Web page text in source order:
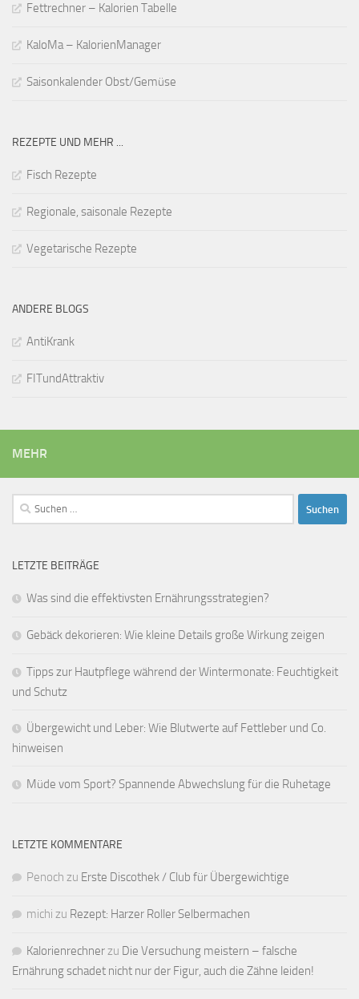
Fettrechner – Kalorien Tabelle
KaloMa – KalorienManager
Saisonkalender Obst/Gemüse
REZEPTE UND MEHR ...
Fisch Rezepte
Regionale, saisonale Rezepte
Vegetarische Rezepte
ANDERE BLOGS
AntiKrank
FITundAttraktiv
MEHR
Suchen
nach:
LETZTE BEITRÄGE
Was sind die effektivsten Ernährungsstrategien?
Gebäck dekorieren: Wie kleine Details große Wirkung zeigen
Tipps zur Hautpflege während der Wintermonate: Feuchtigkeit
und Schutz
Übergewicht und Leber: Wie Blutwerte auf Fettleber und Co.
hinweisen
Müde vom Sport? Spannende Abwechslung für die Ruhetage
LETZTE KOMMENTARE
Penoch zu Erste Discothek / Club für Übergewichtige
michi zu Rezept: Harzer Roller Selbermachen
Kalorienrechnerzu Die Versuchung meistern – falsche
Ernährung schadet nicht nur der Figur, auch die Zähne leiden!